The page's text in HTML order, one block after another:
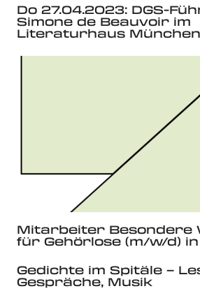
Do 27.04.2023: DGS-
Simone de Beauvoir im
Literaturhaus München
Mitarbeiter Besondere
für Gehörlose (m/w/d)
Gedichte im Spitäle –
Gespräche, Musik